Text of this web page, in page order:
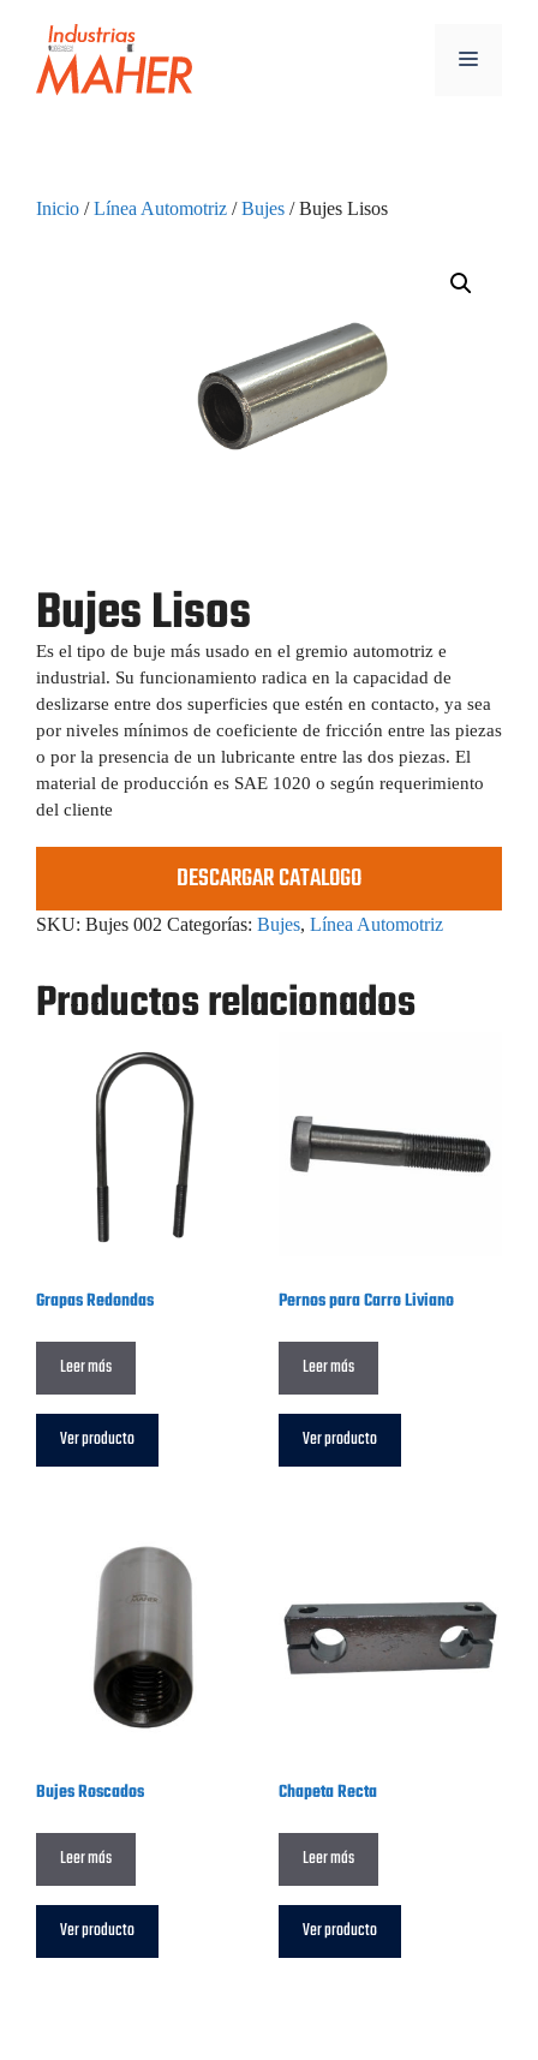
Inicio /Línea Automotriz /Bujes / Bujes Lisos
Bujes Lisos
Es el tipo de buje más usado en el gremio automotriz e
industrial. Su funcionamiento radica en la capacidad de
deslizarse entre dos superficies que estén en contacto, ya sea
por niveles mínimos de coeficiente de fricción entre las piezas
o por la presencia de un lubricante entre las dos piezas. El
material de producción es SAE 1020 o según requerimiento
del cliente
DESCARGAR CATALOGO
SKU: Bujes 002 Categorías: Bujes, Línea Automotriz
Productos relacionados
Grapas Redondas
Leer más
Ver producto
Pernos para Carro Liviano
Leer más
Ver producto
Bujes Roscados
Leer más
Ver producto
Chapeta Recta
Leer más
Ver producto